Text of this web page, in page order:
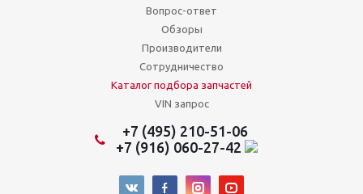
Вопрос-ответ
Обзоры
Производители
Сотрудничество
Каталог подбора запчастей
VIN запрос
+7 (495) 210-51-06
+7 (916) 060-27-42